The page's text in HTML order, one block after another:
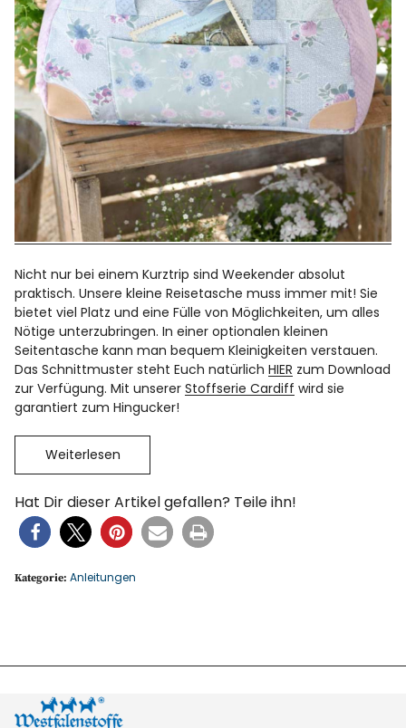
Nicht nur bei einem Kurztrip sind Weekender absolut
praktisch. Unsere kleine Reisetasche muss immer mit! Sie
bietet viel Platz und eine Fülle von Möglichkeiten, um alles
Nötige unterzubringen. In einer optionalen kleinen
Seitentasche kann man bequem Kleinigkeiten verstauen.
Das Schnittmuster steht Euch natürlichHIER zum Download
zur Verfügung. Mit unsererStoffserie Cardiff wird sie
garantiert zum Hingucker!
Weiterlesen
Hat Dir dieser Artikel gefallen? Teile ihn!
Kategorie:Anleitungen